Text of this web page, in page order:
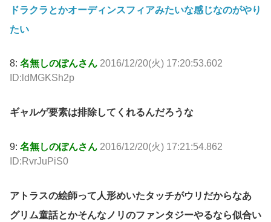
ドラクラとかオーディンスフィアみたいな感じなのがやり
たい
8: 名無しのぽんさん 2016/12/20(火) 17:20:53.602
ID:ldMGKSh2p
ギャルゲ要素は排除してくれるんだろうな
9: 名無しのぽんさん 2016/12/20(火) 17:21:54.862
ID:RvrJuPiS0
アトラスの絵師って人形めいたタッチがウリだからなあ
グリム童話とかそんなノリのファンタジーやるなら似合い